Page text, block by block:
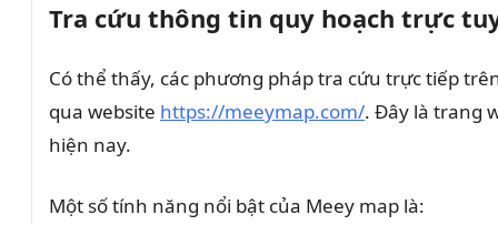
Tra cứu thông tin quy hoạch trực
Có thể thấy, các phương pháp tra cứu trực tiếp
qua website https://meeymap.com/. Đây là trang
hiện nay.
Một số tính năng nổi bật của Meey map là: